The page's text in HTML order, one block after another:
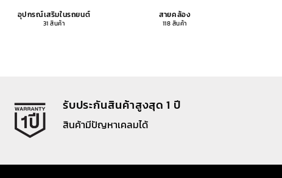
อุปกรณ์เสริมในรถยนต์
31 สินค้า
สายคล้อง
118 สินค้า
รับประกันสินค้าสูงสุด 1 ปี
สินค้ามีปัญหาเคลมได้